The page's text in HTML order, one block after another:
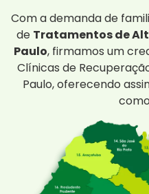
Com a demanda de
de Tratamentos de
Paulo, firmamos um
Clínicas de
Paulo, oferecendo